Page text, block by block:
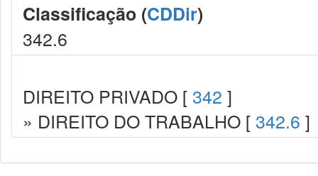
Classificação (CDDir)
342.6
DIREITO PRIVADO [ 342 ]
» DIREITO DO TRABALHO [ 342.6 ]